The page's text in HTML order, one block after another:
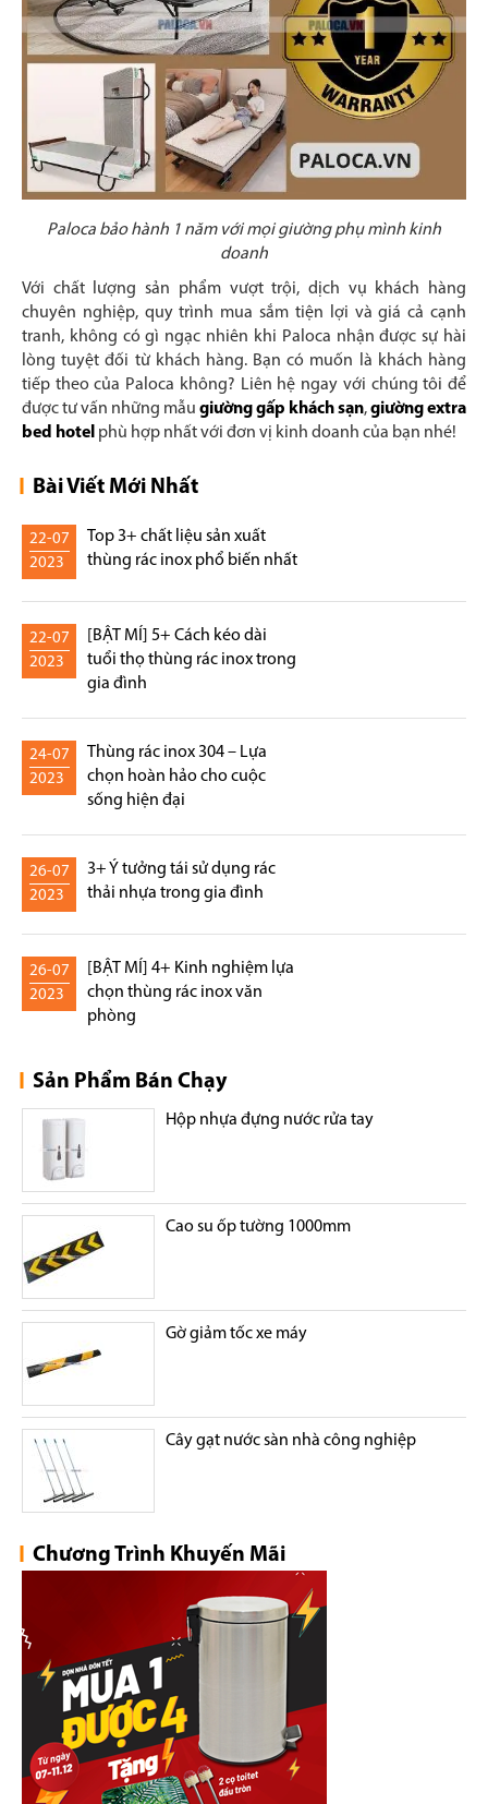
Paloca bảo hành 1 năm với mọi giường phụ mình kinh
doanh
Với chất lượng sản phẩm vượt trội, dịch vụ khách hàng
chuyên nghiệp, quy trình mua sắm tiện lợi và giá cả cạnh
tranh, không có gì ngạc nhiên khi Paloca nhận được sự hài
lòng tuyệt đối từ khách hàng. Bạn có muốn là khách hàng
tiếp theo của Paloca không? Liên hệ ngay với chúng tôi để
được tư vấn những mẫu giường gấp khách sạn,giường extra
bed hotel phù hợp nhất với đơn vị kinh doanh của bạn nhé!
Bài Viết Mới Nhất
22-07
2023
Top 3+ chất liệu sản xuất
thùng rác inox phổ biến nhất
22-07
2023
[BẬT MÍ] 5+ Cách kéo dài
tuổi thọ thùng rác inox trong
gia đình
24-07
2023
Thùng rác inox 304 – Lựa
chọn hoàn hảo cho cuộc
sống hiện đại
26-07
2023
3+ Ý tưởng tái sử dụng rác
thải nhựa trong gia đình
26-07
2023
[BẬT MÍ] 4+ Kinh nghiệm lựa
chọn thùng rác inox văn
phòng
Sản Phẩm Bán Chạy
Hộp nhựa đựng nước rửa tay
Cao su ốp tường 1000mm
Gờ giảm tốc xe máy
Cây gạt nước sàn nhà công nghiệp
Chương Trình Khuyến Mãi